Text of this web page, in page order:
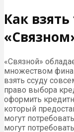
Как
«Связной»
множеством
взять ссуду
право выбора
оформить
который
могут
могут